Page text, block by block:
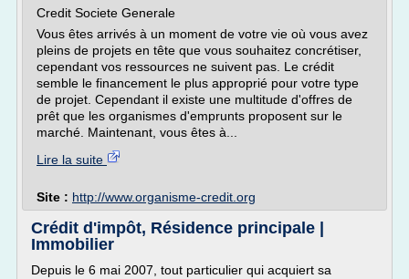
Credit Societe Generale
Vous êtes arrivés à un moment de votre vie où vous avez
pleins de projets en tête que vous souhaitez concrétiser,
cependant vos ressources ne suivent pas. Le crédit
semble le financement le plus approprié pour votre type
de projet. Cependant il existe une multitude d'offres de
prêt que les organismes d'emprunts proposent sur le
marché. Maintenant, vous êtes à...
Lire la suite
Site : http://www.organisme-credit.org
Crédit d'impôt, Résidence principale |
Immobilier
Depuis le 6 mai 2007, tout particulier qui acquiert sa